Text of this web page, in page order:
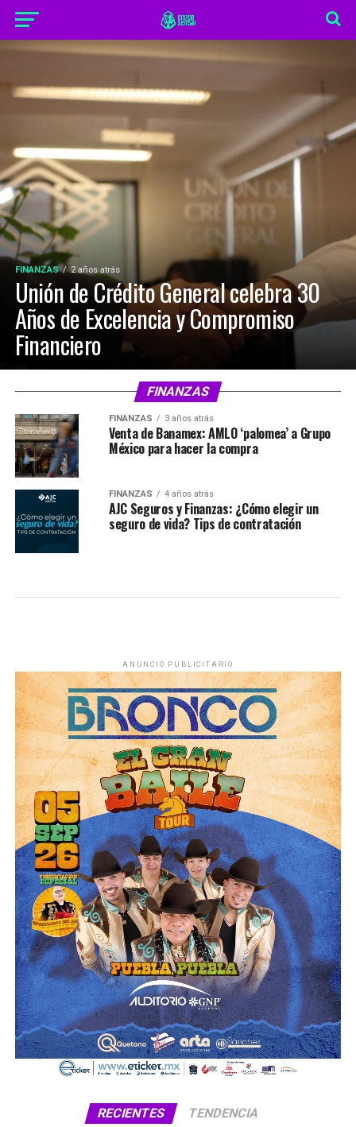
FINANZAS 2 años atrás
Unión de Crédito General celebra 30
Años de Excelencia y Compromiso
Financiero
FINANZAS
FINANZAS 3 años atrás
Venta de Banamex: AMLO ‘palomea’ a Grupo
México para hacer la compra
FINANZAS 4 años atrás
AJC Seguros y Finanzas: ¿Cómo elegir un
seguro de vida? Tips de contratación
ANUNCIO PUBLICITARIO
RECIENTES TENDENCIA